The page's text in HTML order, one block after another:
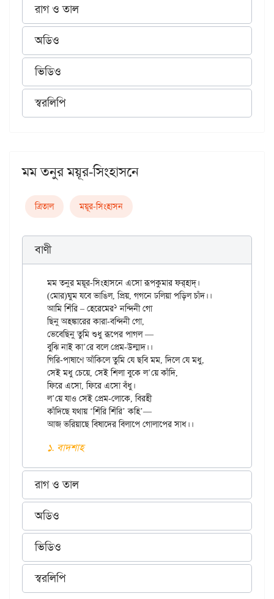
রাগ ও তাল
অডিও
ভিডিও
স্বরলিপি
মম তনুর ময়ূর-সিংহাসনে
ত্রিতাল ময়ূর-সিংহাসন
বাণী
মম তনুর ময়ূর-সিংহাসনে এসো রূপকুমার ফর্‌হাদ্‌।
(মোর)ঘুম যবে ভাঙিল, প্রিয়, গগনে ঢলিয়া পড়িল চাঁদ।।
আমি শিঁরি – হেরেমের১ নন্দিনী গো
ছিনু অহঙ্কারের কারা-বন্দিনী গো,
ভেবেছিনু তুমি শুধু রূপের পাগল —
বুঝি নাই কা’রে বলে প্রেম-উন্মাদ।।
গিরি-পাষাণে আঁকিলে তুমি যে ছবি মম, দিলে যে মধু,
সেই মধু চেয়ে, সেই শিলা বুকে ল’য়ে কাঁদি,
ফিরে এসো, ফিরে এসো বঁধু।
ল’য়ে যাও সেই প্রেম-লোকে, বিরহী
কাঁদিছে যথায় ‘শিঁরি শিঁরি’ কহি’—
১. বাদশাহ
রাগ ও তাল
অডিও
ভিডিও
স্বরলিপি